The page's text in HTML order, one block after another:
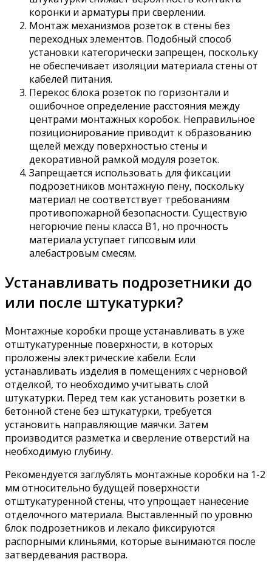
коронки и арматуры при сверлении.
Монтаж механизмов розеток в стены без
переходных элементов. Подобный способ
установки категорически запрещен, поскольку
не обеспечивает изоляции материала стены от
кабелей питания.
Перекос блока розеток по горизонтали и
ошибочное определение расстояния между
центрами монтажных коробок. Неправильное
позиционирование приводит к образованию
щелей между поверхностью стены и
декоративной рамкой модуля розеток.
Запрещается использовать для фиксации
подрозетников монтажную пену, поскольку
материал не соответствует требованиям
противопожарной безопасности. Существую
негорючие пены класса В1, но прочность
материала уступает гипсовым или
алебастровым смесям.
Устанавливать подрозетники до
или после штукатурки?
Монтажные коробки проще устанавливать в уже
отштукатуренные поверхности, в которых
проложены электрические кабели. Если
устанавливать изделия в помещениях с черновой
отделкой, то необходимо учитывать слой
штукатурки. Перед тем как установить розетки в
бетонной стене без штукатурки, требуется
установить направляющие маячки. Затем
производится разметка и сверление отверстий на
необходимую глубину.
Рекомендуется заглублять монтажные коробки на 1-2
мм относительно будущей поверхности
отштукатуренной стены, что упрощает нанесение
отделочного материала. Выставленный по уровню
блок подрозетников и лекало фиксируются
распорными клиньями, которые вынимаются после
затвердевания раствора.